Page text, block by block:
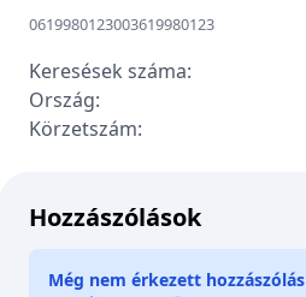
0619980123003619980123
Keresések száma:
Ország:
Körzetszám:
Hozzászólások
Még nem érkezett hozzászólás